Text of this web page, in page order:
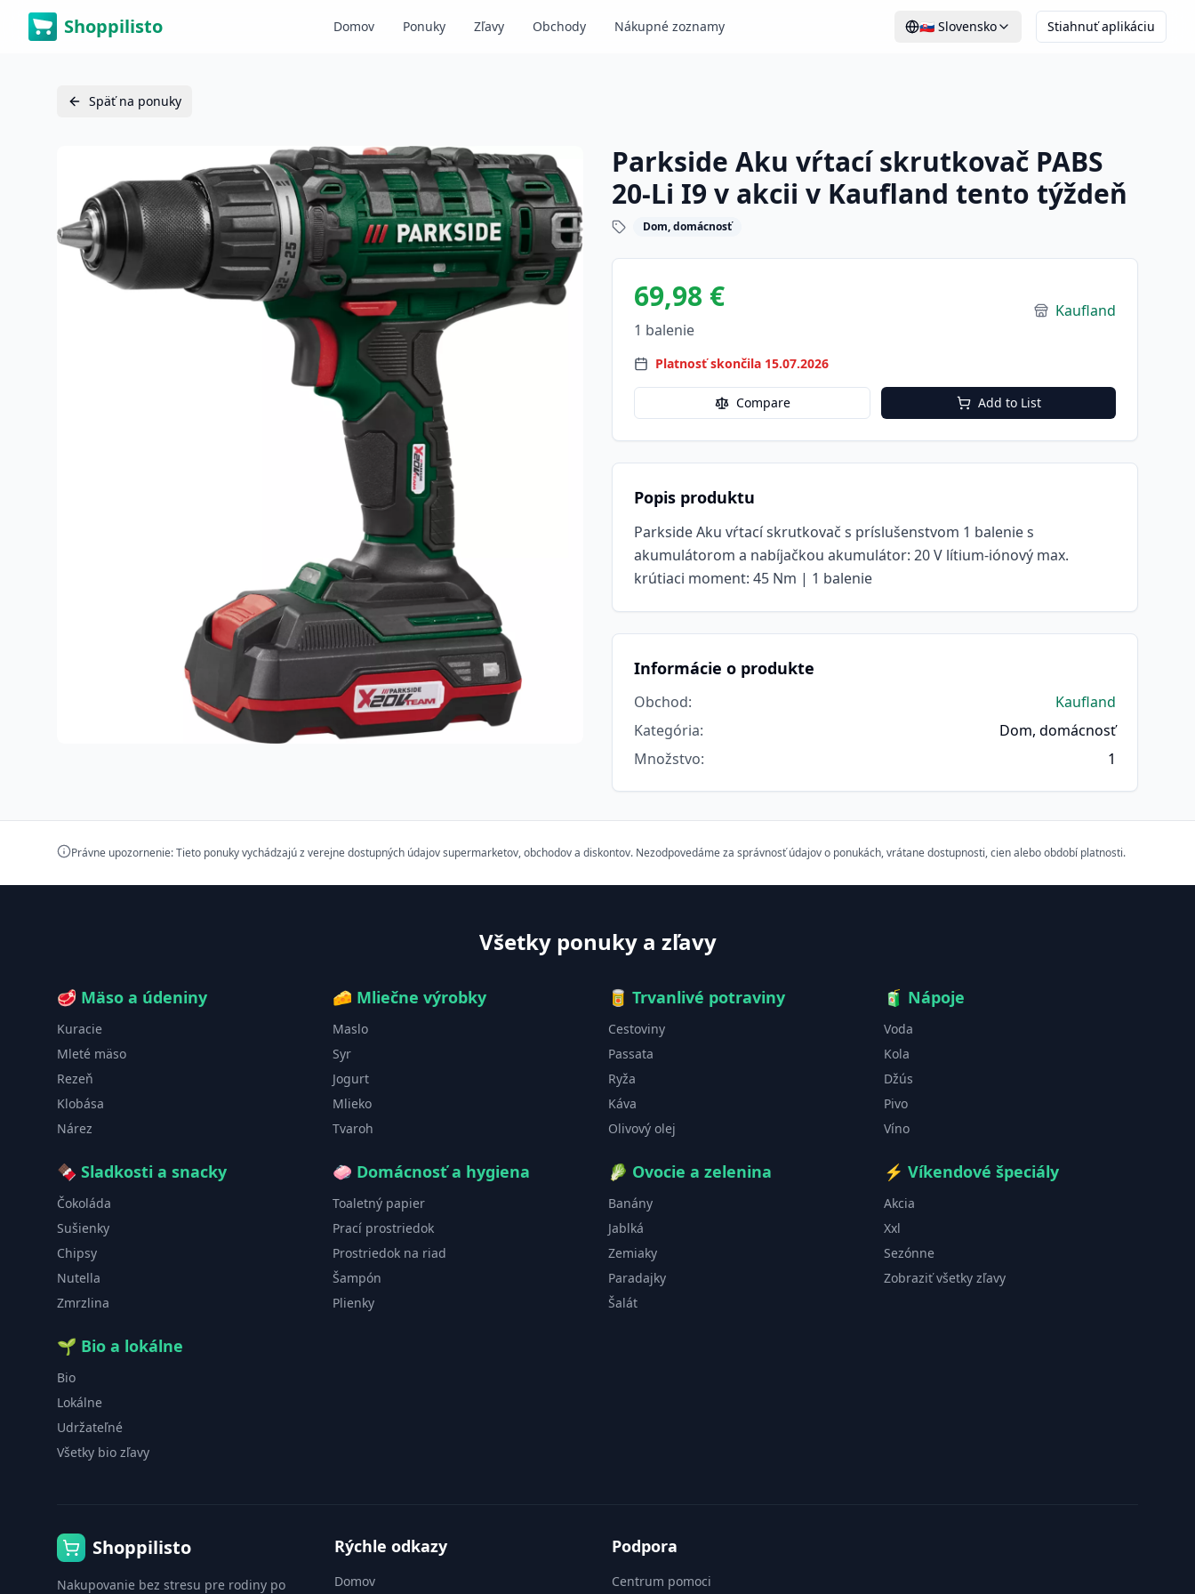
Shoppilisto Domov Ponuky Zľavy Obchody Nákupné zoznamy 🇸🇰 Slovensko Stiahnuť aplikáciu
Späť na ponuky
Parkside Aku vŕtací skrutkovač PABS
20-Li I9 v akcii v Kaufland tento týždeň
Dom, domácnosť
69,98 €
1 balenie
Kaufland
Platnosť skončila 15.07.2026
Compare Add to List
Popis produktu
Parkside Aku vŕtací skrutkovač s príslušenstvom 1 balenie s
akumulátorom a nabíjačkou akumulátor: 20 V lítium-iónový max.
krútiaci moment: 45 Nm | 1 balenie
Informácie o produkte
Obchod:
Kaufland
Kategória:
Dom, domácnosť
Množstvo: 1
Právne upozornenie: Tieto ponuky vychádzajú z verejne dostupných údajov supermarketov, obchodov a diskontov. Nezodpovedáme za správnosť údajov o ponukách, vrátane dostupnosti, cien alebo období platnosti.
Všetky ponuky a zľavy
🥩 Mäso a údeniny
Kuracie
Mleté mäso
Rezeň
Klobása
Nárez
🧀 Mliečne výrobky
Maslo
Syr
Jogurt
Mlieko
Tvaroh
🥫 Trvanlivé potraviny
Cestoviny
Passata
Ryža
Káva
Olivový olej
🧃 Nápoje
Voda
Kola
Džús
Pivo
Víno
🍫 Sladkosti a snacky
Čokoláda
Sušienky
Chipsy
Nutella
Zmrzlina
🧼 Domácnosť a hygiena
Toaletný papier
Prací prostriedok
Prostriedok na riad
Šampón
Plienky
🥬 Ovocie a zelenina
Banány
Jablká
Zemiaky
Paradajky
Šalát
⚡ Víkendové špeciály
Akcia
Xxl
Sezónne
Zobraziť všetky zľavy
🌱 Bio a lokálne
Bio
Lokálne
Udržateľné
Všetky bio zľavy
Shoppilisto
Nakupovanie bez stresu pre rodiny po
Rýchle odkazy
Domov
Podpora
Centrum pomoci